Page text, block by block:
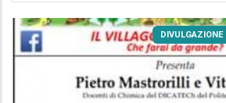
DIVULGAZIONE